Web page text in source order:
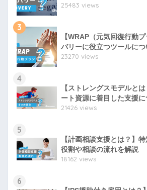
25483 views
3
【WRAP（元気回復行動
バリーに役立つツールにつ
23270 views
4
【ストレングスモデルと
ート資源に着目した支援
21426 views
5
【計画相談支援とは？】
役割や相談の流れを解説
18162 views
6